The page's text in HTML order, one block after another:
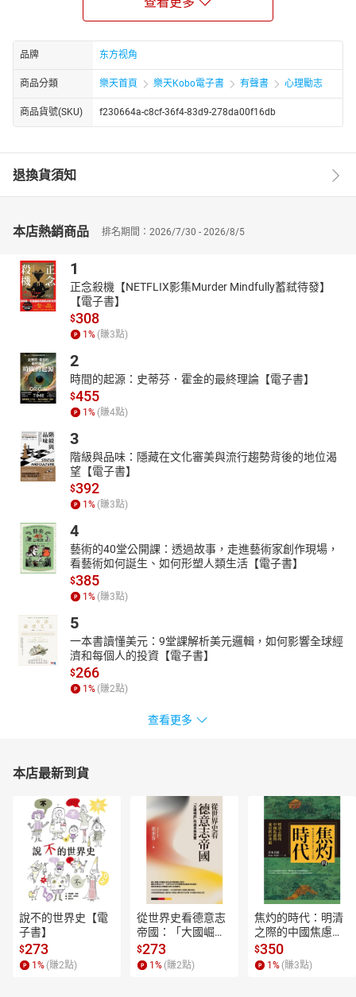
程师、主管、专家、经理。目前供职于广州一家世界五百强企业亚
的管理者，是世界五百强企业中几乎没有的大专生经理，80后奋斗
的榜样。
品牌 东方视角
商品分類 樂天首頁 樂天Kobo電子書 有聲書 心理勵志
商品貨號(SKU) f230664a-c8cf-36f4-83d9-278da00f16db
退換貨須知
本店熱銷商品 排名期間：2026/7/30 - 2026/8/5
1
正念殺機【NETFLIX影集Murder Mindfully蓄弒待發】
【電子書】
$308
1 % (賺3點)
2
時間的起源：史蒂芬．霍金的最終理論【電子書】
$455
1 % (賺4點)
3
階級與品味：隱藏在文化審美與流行趨勢背後的地位渴
望【電子書】
$392
1 % (賺3點)
4
藝術的40堂公開課：透過故事，走進藝術家創作現場，
看藝術如何誕生、如何形塑人類生活【電子書】
$385
1 % (賺3點)
5
一本書讀懂美元：9堂課解析美元邏輯，如何影響全球經
濟和每個人的投資【電子書】
$266
1 % (賺2點)
查看更多
本店最新到貨
說不的世界史【電
子書】
$273
1 % (賺2點)
從世界史看德意志
帝國：「大國崛
起」的迷思與真實
【電子書】
$273
1 % (賺2點)
焦灼的時代：明清
之際的中國焦慮與
東亞秩序重組【電
子書】
$350
1 % (賺3點)